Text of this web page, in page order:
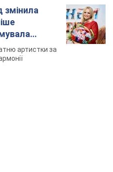
змінила
артистки за